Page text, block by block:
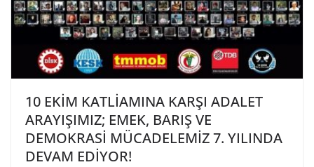
10 EKİM KATLİAMINA KARŞI ADALET
ARAYIŞIMIZ; EMEK, BARIŞ VE
DEMOKRASİ MÜCADELEMİZ 7. YILINDA
DEVAM EDİYOR!